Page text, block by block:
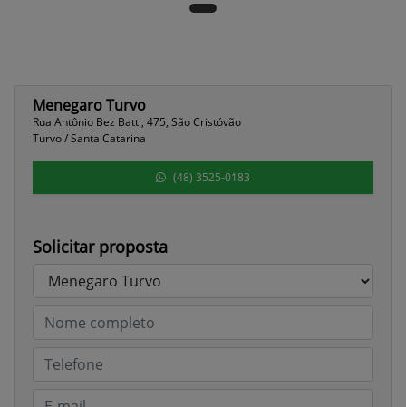
Menegaro Turvo
Rua Antônio Bez Batti, 475, São Cristóvão
Turvo / Santa Catarina
(48) 3525-0183
Solicitar proposta